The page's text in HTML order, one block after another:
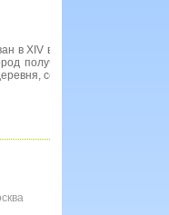
в XIV в. на месте древнего
получил название
селение'.